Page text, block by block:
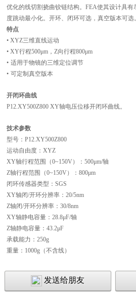
优化的线切割挠曲铰链结构。FEA使其设计具
度跳动最小化。开环、闭环可选 ，真空版本可选
特点
• XYZ三维直线运动
• XY行程500μm，Z向行程800μm
• 适用于物镜的三维定位调节
• 可定制真空版本
开闭环曲线
P12.XY500Z800 XY轴电压位移开闭环曲线。
技术参数
型号 ：P12.XY500Z800
运动自由度 ：XYZ
XY轴行程范围（0~150V） ：500μm/轴
Z轴行程范围（0~150V） ：800μm
闭环传感器类型 ：SGS
XY轴闭/开环分辨率 ：20/5nm
Z轴闭/开环分辨率 ：30/8nm
XY轴静电容量 ：28.8μF/轴
Z轴静电容量 ：43.2μF
承载能力 ：250g
重量 ： 1000g（不含线）
发送给朋友